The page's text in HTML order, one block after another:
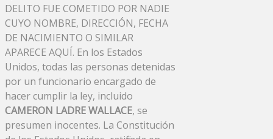
DELITO FUE COMETIDO POR NADIE
CUYO NOMBRE, DIRECCIÓN, FECHA
DE NACIMIENTO O SIMILAR
APARECE AQUÍ. En los Estados
Unidos, todas las personas detenidas
por un funcionario encargado de
hacer cumplir la ley, incluido
CAMERON LADRE WALLACE, se
presumen inocentes. La Constitución